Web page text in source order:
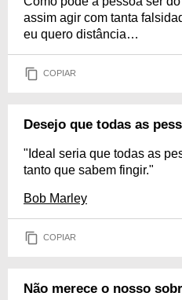
assim agir com tanta
eu quero distância…
COPIAR
Desejo que todas as
"Ideal seria que todas as
tanto que sabem fingir."
Bob Marley
COPIAR
Não merece o nosso